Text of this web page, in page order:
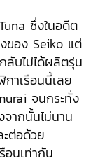
ซึ่งในอดีต
ของ Seiko แต่
บไม่ได้ผลิตรุ่น
าเรือนนี้เลย
จนกระทั่ง
ากนั้นไม่นาน
ต่อด้วย
อนเท่ากัน